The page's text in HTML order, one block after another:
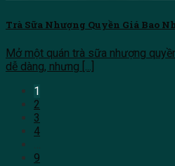
Trà Sữa Nhượng Quyền Giá Bao
Mở một quán trà sữa nhượng
dễ dàng, nhưng [...]
1
2
3
4
…
9